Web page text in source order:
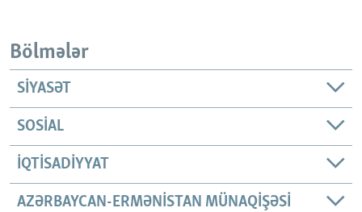
Bölmələr
SIYASƏT
SOSIAL
İQTISADIYYAT
AZƏRBAYCAN-ERMƏNISTAN MÜNAQIŞƏSI